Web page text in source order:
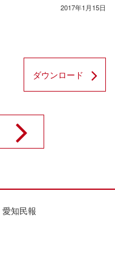
2017年1月15日
ダウンロード
愛知民報